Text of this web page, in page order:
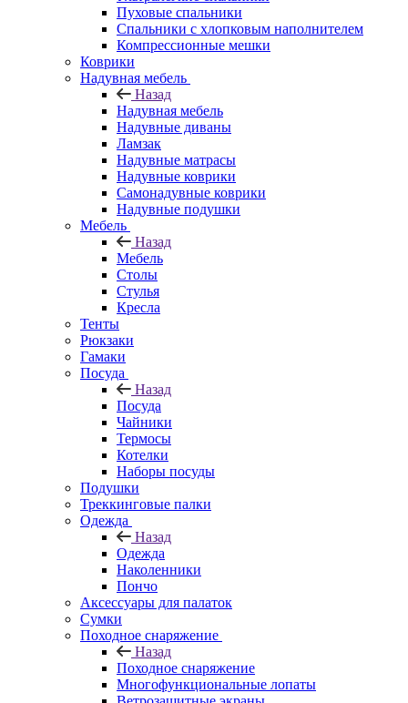
Пуховые спальники
Спальники с хлопковым наполнителем
Компрессионные мешки
Коврики
Надувная мебель
Назад
Надувная мебель
Надувные диваны
Ламзак
Надувные матрасы
Надувные коврики
Самонадувные коврики
Надувные подушки
Мебель
Назад
Мебель
Столы
Стулья
Кресла
Тенты
Рюкзаки
Гамаки
Посуда
Назад
Посуда
Чайники
Термосы
Котелки
Наборы посуды
Подушки
Треккинговые палки
Одежда
Назад
Одежда
Наколенники
Пончо
Аксессуары для палаток
Сумки
Походное снаряжение
Назад
Походное снаряжение
Многофункциональные лопаты